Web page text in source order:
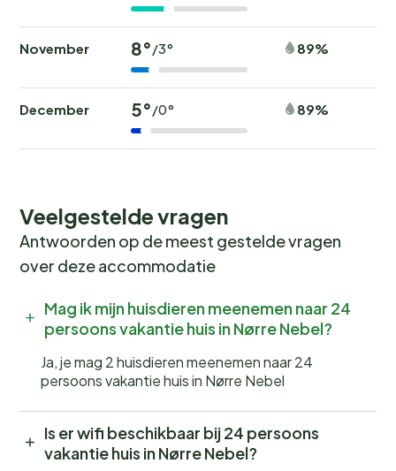
November 8°/3° 89%
December 5°/0° 89%
Veelgestelde vragen
Antwoorden op de meest gestelde vragen
over deze accommodatie
Mag ik mijn huisdieren meenemen naar 24
persoons vakantie huis in Nørre Nebel?
Ja, je mag 2 huisdieren meenemen naar 24
persoons vakantie huis in Nørre Nebel
Is er wifi beschikbaar bij 24 persoons
vakantie huis in Nørre Nebel?